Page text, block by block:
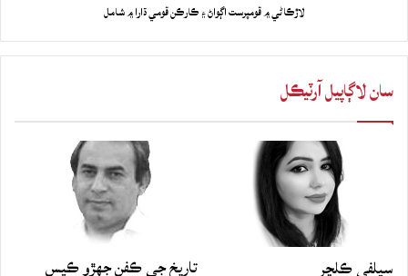
لاڙڪاڻي ۾ قومپرست اڳواڻ ۽ ڪارڪن قومي ڌارا ۾ شامل
سان لاڳاپيل آرٽيڪل
سيلفي ڪلچر تاريخ جي ڪفن جھڙو ڪيس